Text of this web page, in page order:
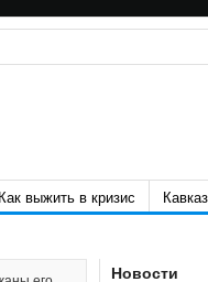
Как выжить в кризис Кавказ
Новости